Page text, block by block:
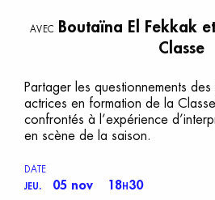
AVEC
Boutaïna El Fekkak
Classe
Partager les questionnements
actrices en formation de la
confrontés à l’expérience
en scène de la saison.
DATE
JEU.
05 nov 18H 30